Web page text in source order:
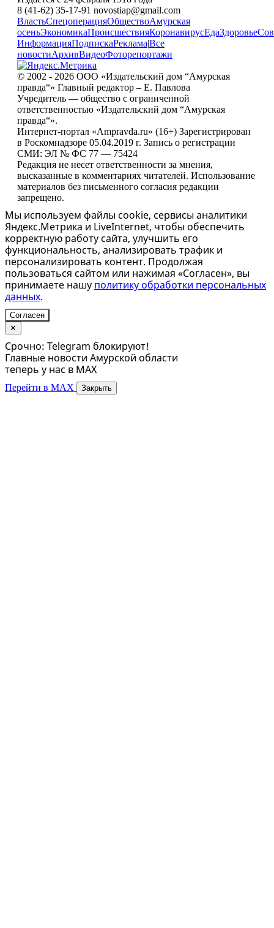
8 (41-62) 35-17-91 novostiap@gmail.com
ВластьСпецоперацияОбществоАмурская
осеньЭкономикаПроисшествияКоронавирусЕдаЗдоровье
ИнформацияПодпискаРеклама|Все
новостиАрхивВидеоФоторепортажи
© 2002 - 2026 ООО «Издательский дом “Амурская
правда“» Главный редактор – Е. Павлова
Учредитель — общество с ограниченной
ответственностью «Издательский дом “Амурская
правда“».
Интернет-портал «Ampravda.ru» (16+) Зарегистрирован
в Роскомнадзоре 05.04.2019 г. Запись о регистрации
СМИ: ЭЛ № ФС 77 — 75424
Редакция не несет ответственности за мнения,
высказанные в комментариях читателей. Использование
материалов без письменного согласия редакции
запрещено.
Мы используем файлы cookie, сервисы аналитики
Яндекс.Метрика и LiveInternet, чтобы обеспечить
корректную работу сайта, улучшить его
функциональность, анализировать трафик и
персонализировать контент. Продолжая
пользоваться сайтом или нажимая «Согласен», вы
принимаете нашу политику обработки персональных
данных.
Согласен
✕
Срочно: Telegram блокируют!
Главные новости Амурской области
теперь у нас в MAX
Перейти в MAX Закрыть